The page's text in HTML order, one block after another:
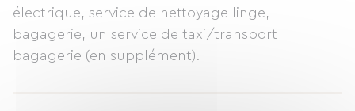
électrique, service de nettoyage linge,
bagagerie, un service de taxi/transport
bagagerie (en supplément).